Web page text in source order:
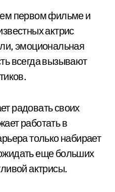
первом фильме и
актрис
эмоциональная
всегда вызывают
радовать своих
работать в
только набирает
еще больших
актрисы.